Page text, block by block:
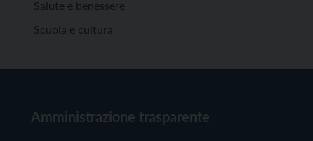
Salute e benessere
Scuola e cultura
Amministrazione trasparente